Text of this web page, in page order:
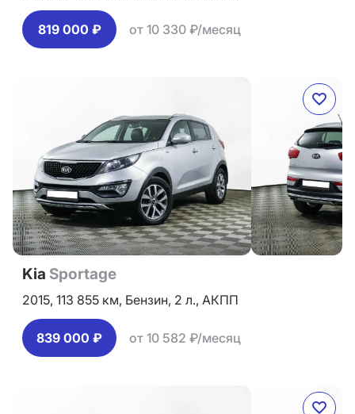
819 000 ₽ от 10 330 ₽/месяц
Kia Sportage
2015, 113 855 км, Бензин, 2 л., АКПП
839 000 ₽ от 10 582 ₽/месяц